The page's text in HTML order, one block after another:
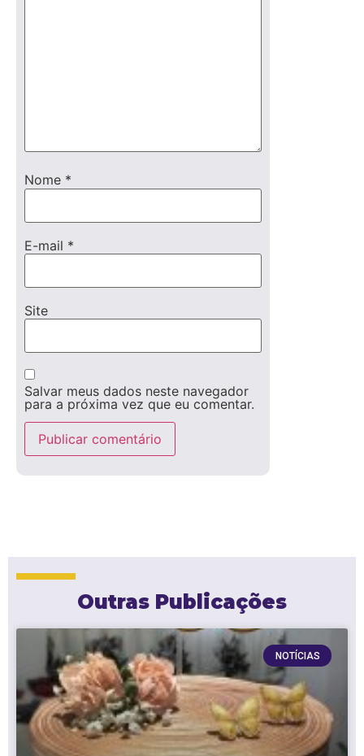
Nome *
E-mail *
Site
Salvar meus dados neste navegador
para a próxima vez que eu comentar.
Outras Publicações
NOTÍCIAS